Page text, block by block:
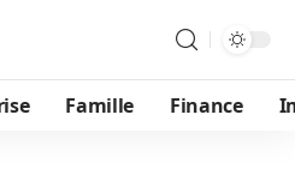
Famille Finance